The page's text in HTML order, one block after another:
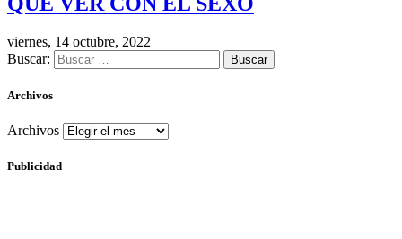
viernes, 14 octubre, 2022
Buscar:
Archivos
Archivos
Publicidad